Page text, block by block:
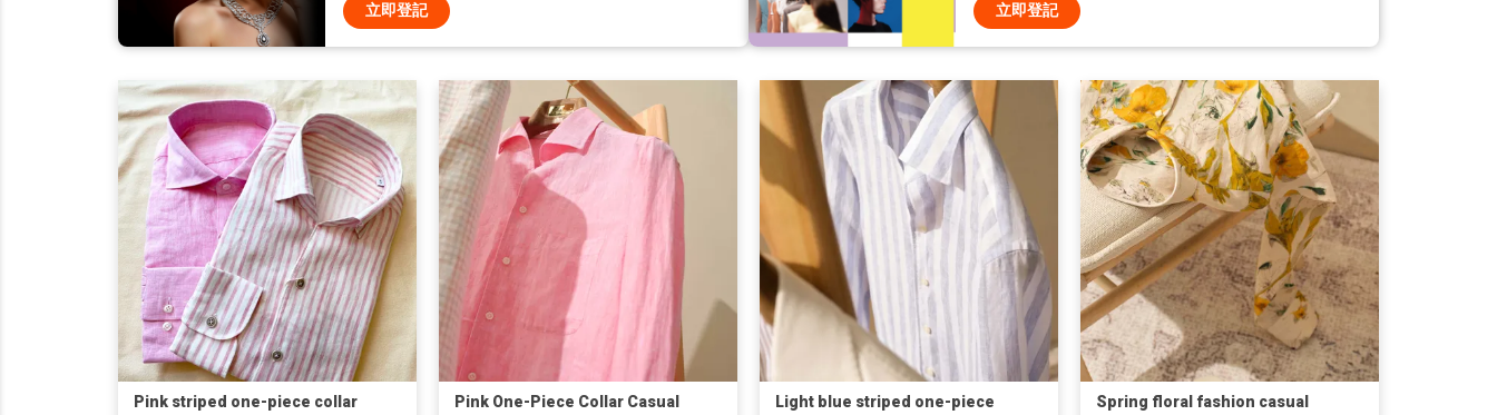
立即登記 立即登記
Pink striped one-piece collar
Pink One-Piece Collar Casual
Light blue striped one-piece
Spring floral fashion casual